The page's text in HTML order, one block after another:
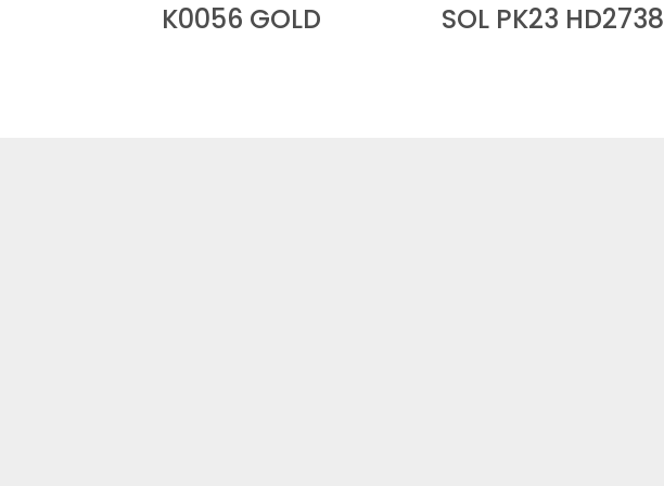
K0056 GOLD SOL PK23 HD2738